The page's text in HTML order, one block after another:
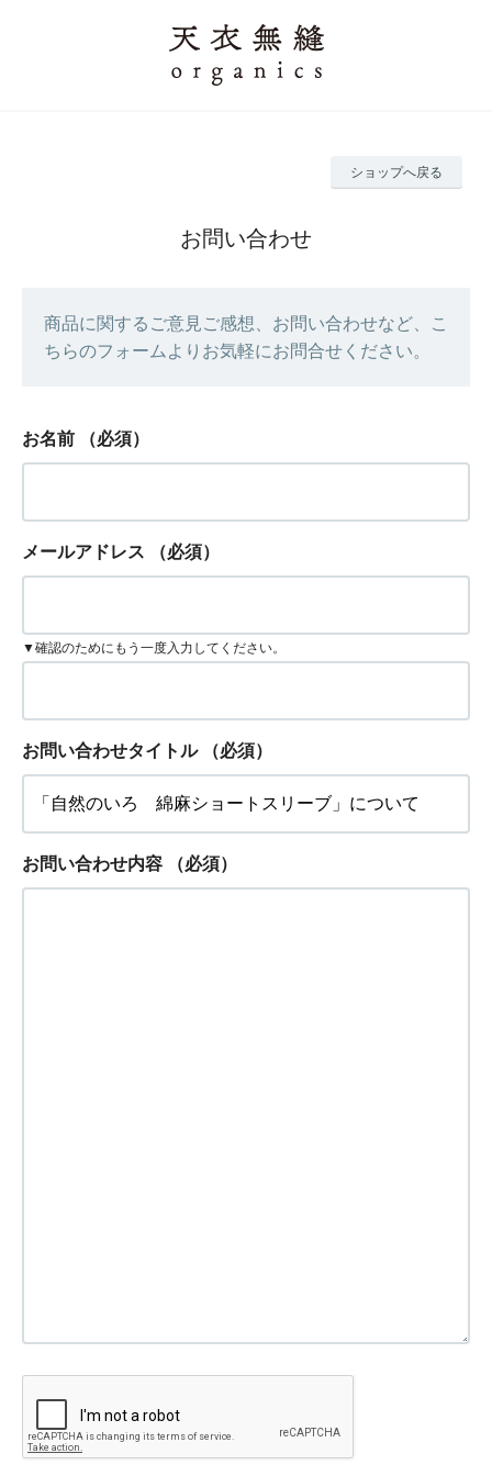
ショップへ戻る
お問い合わせ
商品に関するご意見ご感想、お問い合わせなど、こ
ちらのフォームよりお気軽にお問合せください。
お名前 （必須）
メールアドレス （必須）
▼確認のためにもう一度入力してください。
お問い合わせタイトル （必須）
お問い合わせ内容 （必須）